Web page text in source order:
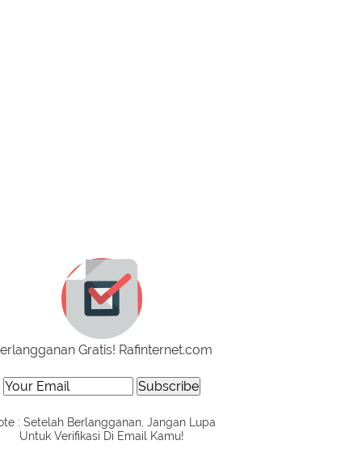
Gratis! Rafinternet.com
: Setelah Berlangganan, Jangan Lupa
Untuk Verifikasi Di Email Kamu!